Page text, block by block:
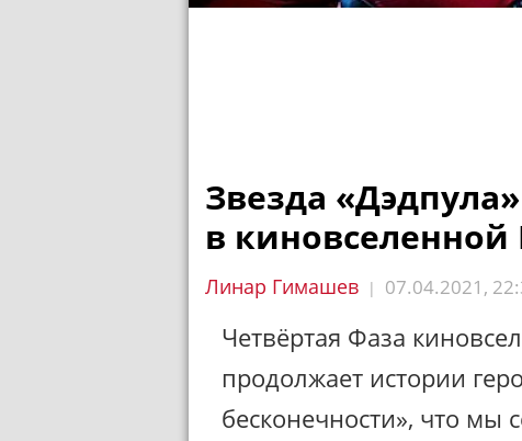
Звезда
в киновселенной
Линар Гимашев | 07.04.2021,
Четвёртая Фаза
продолжает истории
бесконечности», что мы